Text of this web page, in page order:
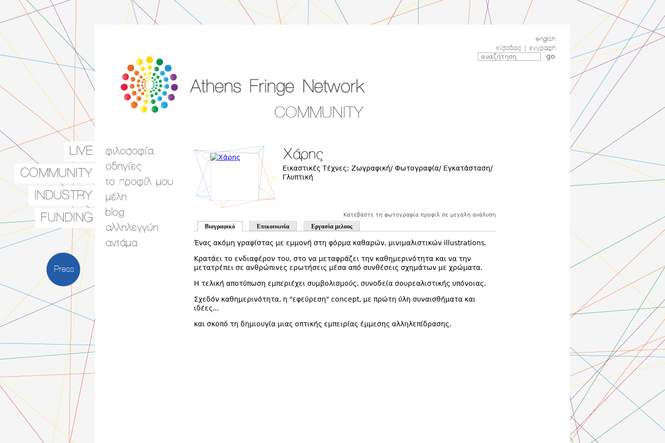
english
είσοδος| εγγραφή
COMMUNITY
Χάρης
Εικαστικές Τέχνες: Ζωγραφική/ Φωτογραφία/ Εγκατάσταση/
Γλυπτική
Κατεβάστε τη φωτογραφία προφίλ σε μεγάλη ανάλυση
Βιογραφικό Επικοινωνία Εργασία μελους
Ένας ακόμη γραφίστας με εμμονή στη φόρμα καθαρών, μινιμαλιστικών illustrations.
Κρατάει το ενδιαφέρον του, στο να μεταφράζει την καθημερινότητα και να την
μετατρέπει σε ανθρώπινες ερωτήσεις μέσα από συνθέσεις σχημάτων με χρώματα.
Η τελική αποτύπωση εμπεριέχει συμβολισμούς, συνοδεία σουρεαλιστικής υπόνοιας.
Σχεδόν καθημερινότητα, η "εφεύρεση" concept, με πρώτη ύλη συναισθήματα και
ιδέες...
και σκοπό τη δημιουγία μιας οπτικής εμπειρίας έμμεσης αλληλεπίδρασης.
menu
LIVE
COMMUNITY
INDUSTRY
FUNDING
Press
φιλοσοφία
οδηγίες
το προφίλ μου
μέλη
blog
αλληλεγγύη
αντάμα